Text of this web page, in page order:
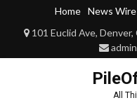
content
Home News Wire
101 Euclid Ave,
All